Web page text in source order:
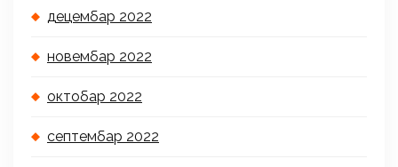
децембар 2022
новембар 2022
октобар 2022
септембар 2022